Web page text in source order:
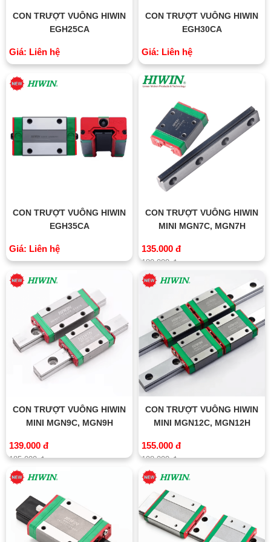
CON TRƯỢT VUÔNG HIWIN
EGH25CA
Giá: Liên hệ
CON TRƯỢT VUÔNG HIWIN
EGH30CA
Giá: Liên hệ
CON TRƯỢT VUÔNG HIWIN
EGH35CA
Giá: Liên hệ
CON TRƯỢT VUÔNG HIWIN
MINI MGN7C, MGN7H
135.000 đ
180.000 đ
CON TRƯỢT VUÔNG HIWIN
MINI MGN9C, MGN9H
139.000 đ
185.000 đ
CON TRƯỢT VUÔNG HIWIN
MINI MGN12C, MGN12H
155.000 đ
198.000 đ